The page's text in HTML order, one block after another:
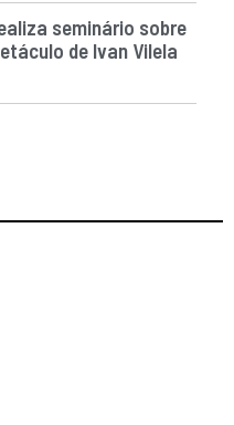
seminário sobre
de Ivan Vilela